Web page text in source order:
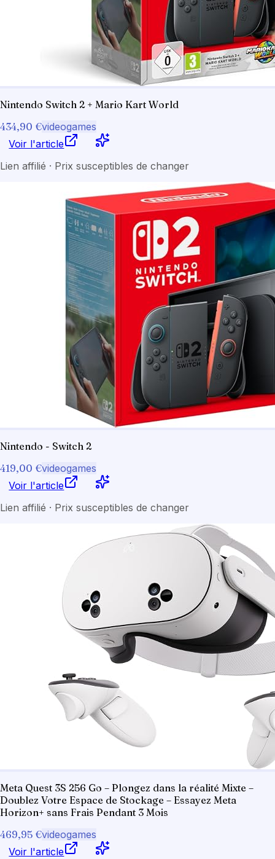
Nintendo Switch 2 + Mario Kart World
434,90 €videogames
Voir l'article
Lien affilié · Prix susceptibles de changer
Nintendo - Switch 2
419,00 €videogames
Voir l'article
Lien affilié · Prix susceptibles de changer
Meta Quest 3S 256 Go – Plongez dans la réalité Mixte –
Doublez Votre Espace de Stockage – Essayez Meta
Horizon+ sans Frais Pendant 3 Mois
469,95 €videogames
Voir l'article